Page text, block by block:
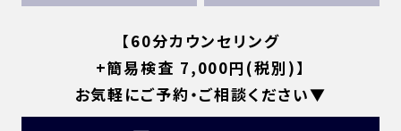
【60分カウンセリング
+簡易検査 7,000円(税別)】
お気軽にご予約・ご相談ください▼